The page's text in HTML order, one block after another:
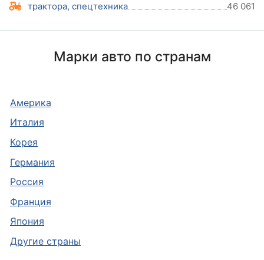
трактора, спецтехника 46 061
Марки авто по странам
Америка
Италия
Корея
Германия
Россия
Франция
Япония
Другие страны